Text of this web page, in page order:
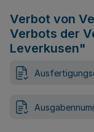
Verbot von
Verbots der
Leverkusen"